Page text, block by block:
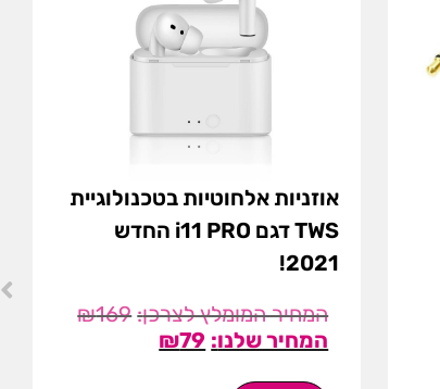
אוזניות אלחוטיות בטכנולוגיית
TWS דגם i11 PRO החדש
2021!
₪169
₪79